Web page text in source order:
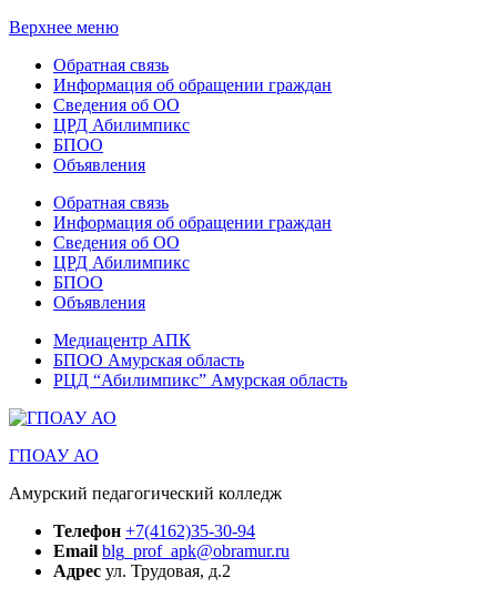
Верхнее меню
Обратная связь
Информация об обращении граждан
Сведения об ОО
ЦРД Абилимпикс
БПОО
Объявления
Обратная связь
Информация об обращении граждан
Сведения об ОО
ЦРД Абилимпикс
БПОО
Объявления
Медиацентр АПК
БПОО Амурская область
РЦД “Абилимпикс” Амурская область
ГПОАУ АО
Амурский педагогический колледж
Телефон +7(4162)35-30-94
Email blg_prof_apk@obramur.ru
Адрес ул. Трудовая, д.2